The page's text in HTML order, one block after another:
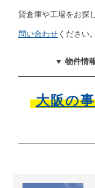
貸倉庫や工場をお探
問い合わせ ください。
▼ 物件情
大阪の